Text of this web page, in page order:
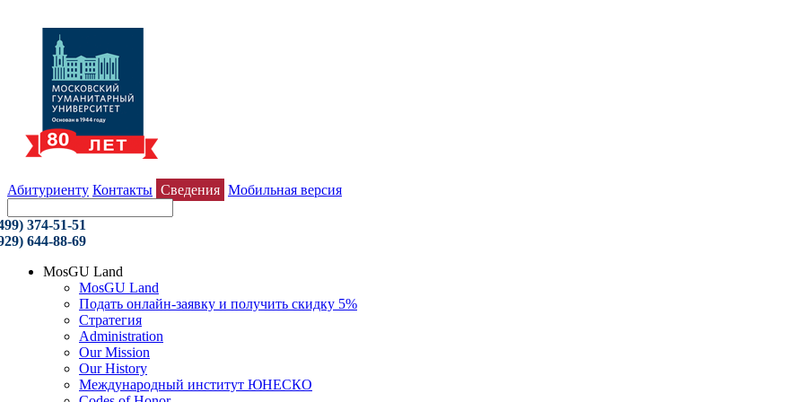
Абитуриенту Контакты Сведения Мобильная версия
374-51-51
644-88-69
MosGU Land
MosGU Land
Подать онлайн-заявку и получить скидку 5%
Стратегия
Administration
Our Mission
Our History
Международный институт ЮНЕСКО